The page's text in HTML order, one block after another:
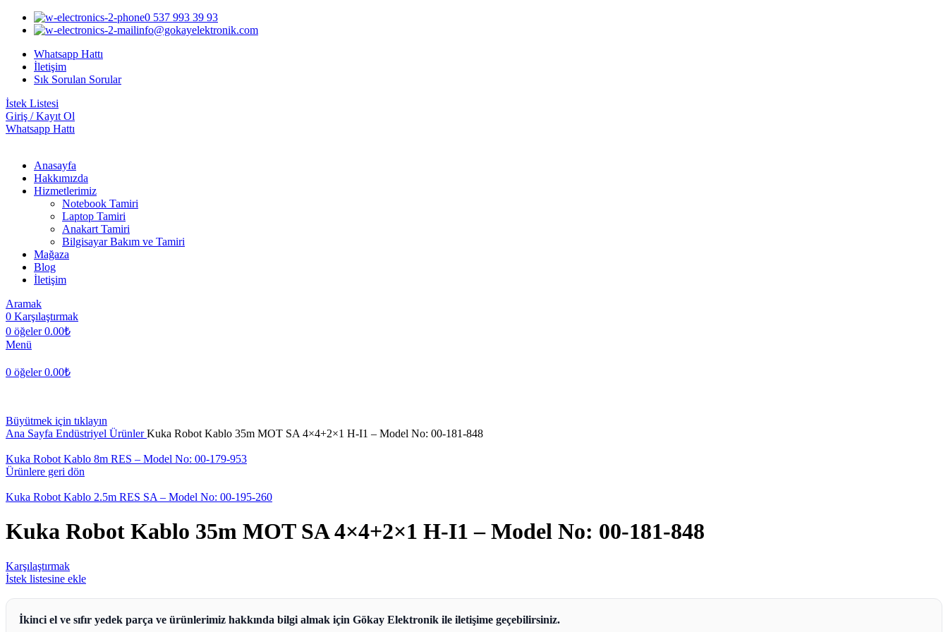
0 537 993 39 93
info@gokayelektronik.com
Whatsapp Hattı
İletişim
Sık Sorulan Sorular
İstek Listesi
Giriş / Kayıt Ol
Whatsapp Hattı
Anasayfa
Hakkımızda
Hizmetlerimiz
Notebook Tamiri
Laptop Tamiri
Anakart Tamiri
Bilgisayar Bakım ve Tamiri
Mağaza
Blog
İletişim
Aramak
0 Karşılaştırmak
0 öğeler 0.00₺
Menü
0 öğeler 0.00₺
Büyütmek için tıklayın
Ana Sayfa Endüstriyel ÜrünlerKuka Robot Kablo 35m MOT SA 4×4+2×1 H-I1 – Model No: 00-181-848
Kuka Robot Kablo 8m RES – Model No: 00-179-953
Ürünlere geri dön
Kuka Robot Kablo 2.5m RES SA – Model No: 00-195-260
Kuka Robot Kablo 35m MOT SA 4×4+2×1 H-I1 – Model No: 00-181-848
Karşılaştırmak
İstek listesine ekle
İkinci el ve sıfır yedek parça ve ürünlerimiz hakkında bilgi almak için Gökay Elektronik ile iletişime geçebilirsiniz.